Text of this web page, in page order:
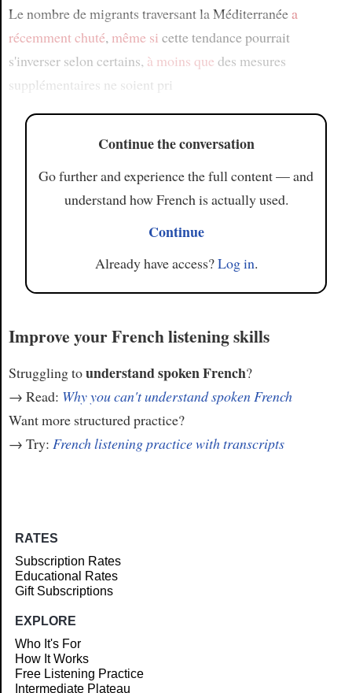
Le nombre de migrants traversant la Méditerranéea
récemment chuté, même si cette tendance pourrait
s'inverser selon certains, à moins que des mesures
supplémentaires ne soient pri
Continue the conversation
Go further and experience the full content — and
understand how French is actually used.
Continue
Already have access?Log in.
Improve your French listening skills
Struggling tounderstand spoken French?
→ Read: Why you can't understand spoken French
Want more structured practice?
→ Try: French listening practice with transcripts
RATES
Subscription Rates
Educational Rates
Gift Subscriptions
EXPLORE
Who It's For
How It Works
Free Listening Practice
Intermediate Plateau